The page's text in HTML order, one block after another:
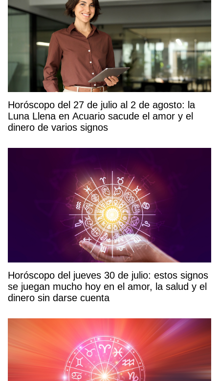
Horóscopo del 27 de julio al 2 de agosto: la
Luna Llena en Acuario sacude el amor y el
dinero de varios signos
Horóscopo del jueves 30 de julio: estos signos
se juegan mucho hoy en el amor, la salud y el
dinero sin darse cuenta